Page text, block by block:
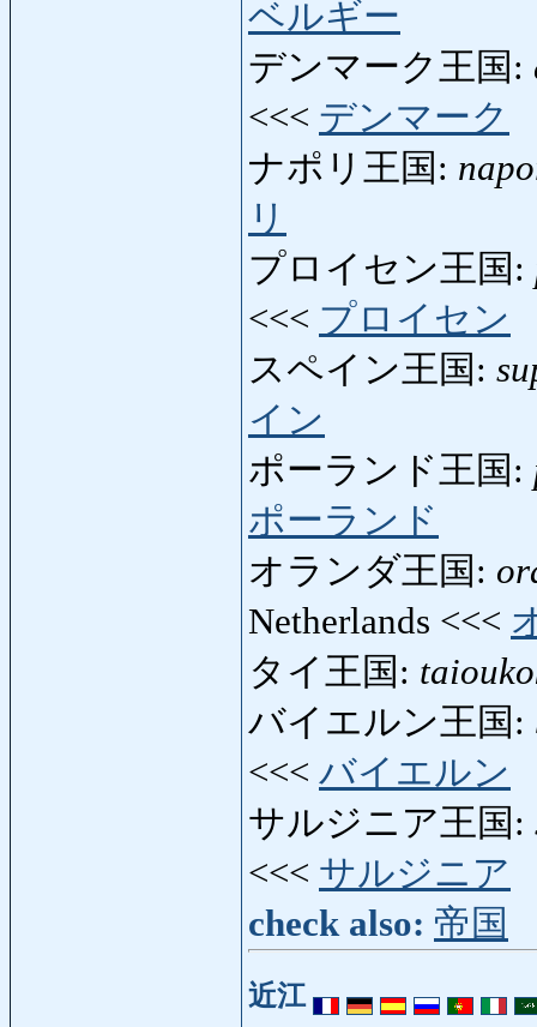
ベルギー
デンマーク王国:
<<< デンマーク
ナポリ王国:
リ
プロイセン王国:
<<< プロイセン
スペイン王国:
イン
ポーランド王国:
ポーランド
オランダ王国:
Netherlands <<<
タイ王国:
バイエルン王国:
<<< バイエルン
サルジニア王国:
<<< サルジニア
check also: 帝国
近江